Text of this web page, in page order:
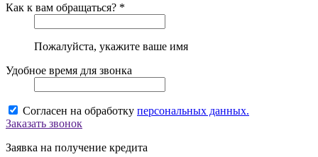
Как к вам обращаться? *
Пожалуйста, укажите ваше имя
Удобное время для звонка
Согласен на обработку персональных данных.
Заказать звонок
Заявка на получение кредита